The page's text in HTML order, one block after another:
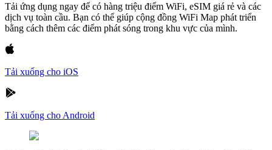
Tải ứng dụng ngay để có hàng triệu điểm WiFi, eSIM giá rẻ và các
dịch vụ toàn cầu. Bạn có thể giúp cộng đồng WiFi Map phát triển
bằng cách thêm các điểm phát sóng trong khu vực của mình.
Tải xuống cho iOS
Tải xuống cho Android